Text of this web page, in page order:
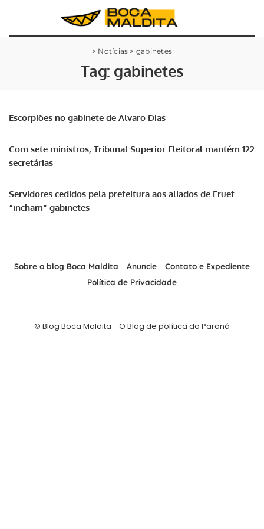
> Notícias > gabinetes
Tag: gabinetes
Escorpiões no gabinete de Alvaro Dias
Com sete ministros, Tribunal Superior Eleitoral mantém 122
secretárias
Servidores cedidos pela prefeitura aos aliados de Fruet
“incham” gabinetes
Sobre o blog Boca Maldita Anuncie
Contato e Expediente
Política de Privacidade
© Blog Boca Maldita - O Blog de política do Paraná